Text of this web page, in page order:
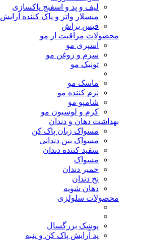
لیف و پد و اسفنج پاکسازی
میسلار واتر و پاک کننده آرایش
فیس براش
محصولات مراقبت از مو
اسپری مو
سرم و روغن مو
تونیک مو
ماسک مو
نرم کننده مو
شامپو مو
کرم و لوسیون مو
بهداشت دهان و دندان
مسواک زبان پاک کن
مسواک بین دندانی
سفید کننده دندان
مسواک
خمیر دندان
نخ دندان
دهان شویه
محصولات سلولزی
پوشک بزرگسال
پد آرایش پاک کن و پنبه